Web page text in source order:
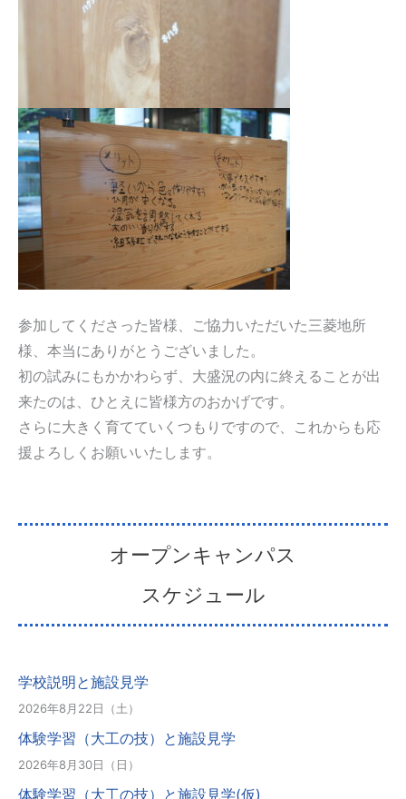
参加してくださった皆様、ご協力いただいた三菱地所
様、本当にありがとうございました。
初の試みにもかかわらず、大盛況の内に終えることが出
来たのは、ひとえに皆様方のおかげです。
さらに大きく育てていくつもりですので、これからも応
援よろしくお願いいたします。
オープンキャンパス
スケジュール
学校説明と施設見学
2026年8月22日（土）
体験学習（大工の技）と施設見学
2026年8月30日（日）
体験学習（大工の技）と施設見学(仮)